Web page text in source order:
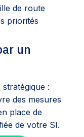
de route
priorités
un
:
des mesures
place de
de votre SI.